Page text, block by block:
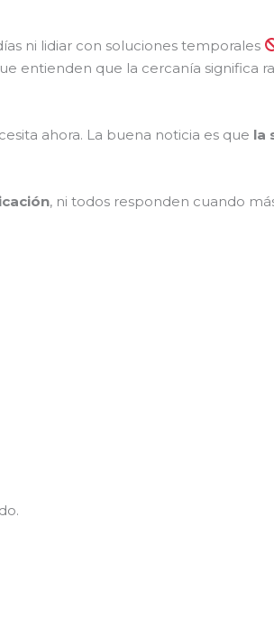
ni lidiar con soluciones temporales
entienden que la cercanía significa
ahora. La buena noticia es que la
, ni todos responden cuando